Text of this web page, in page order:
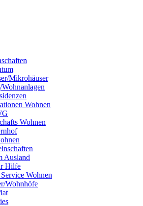
Mikrohäuser
Wohnen
Wohnen
Ausland
Hilfe
Wohnen
Wohnhöfe